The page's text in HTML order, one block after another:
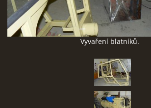
SBĚR VYSLOUŽILÉHO ELEKTROZAŘÍZENÍ
RADY V NOUZI, DŮLEŽITÉ TEL. ČÍSLA
English Deutsch
Vyvaření blatníků.